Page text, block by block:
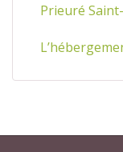
Prieuré